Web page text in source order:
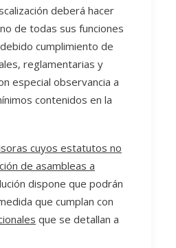
deberá hacer
de todas sus funciones
cumplimiento de
reglamentarias y
especial observancia a
contenidos en la
cuyos estatutos no
de asambleas a
dispone que podrán
que cumplan con
que se detallan a